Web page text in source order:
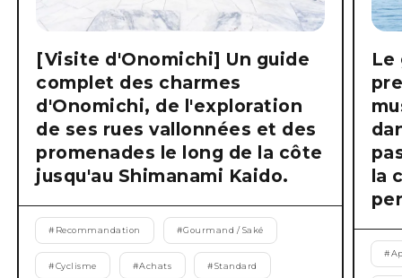
[Visite d'Onomichi] Un guide
complet des charmes
d'Onomichi, de l'exploration
de ses rues vallonnées et des
promenades le long de la côte
jusqu'au Shimanami Kaido.
# Recommandation #Gourmand / Saké
#Cyclisme #Achats #Standard
Le
la
#